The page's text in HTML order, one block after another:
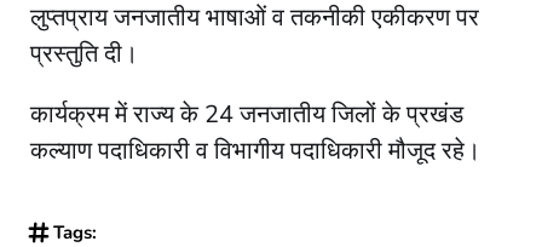
लुप्तप्राय जनजातीय भाषाओं व तकनीकी एकीकरण पर
प्रस्तुति दी।
कार्यक्रम में राज्य के 24 जनजातीय जिलों के प्रखंड
कल्याण पदाधिकारी व विभागीय पदाधिकारी मौजूद रहे।
Tags: